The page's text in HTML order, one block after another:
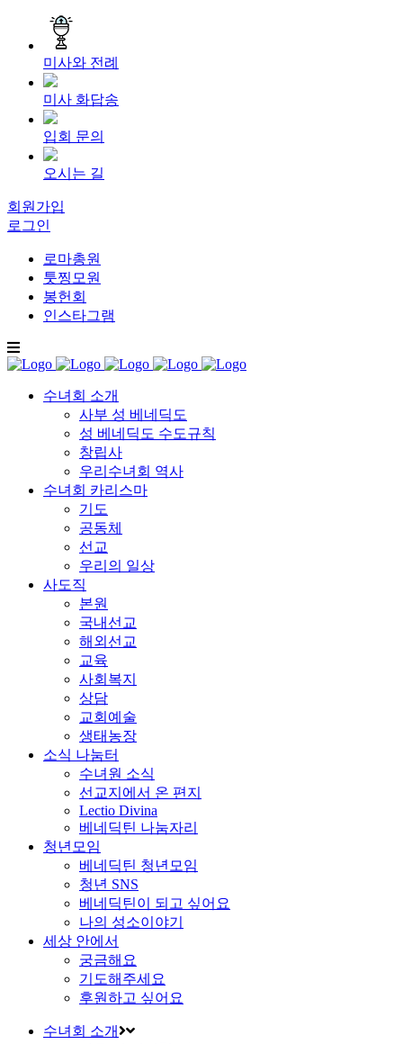
미사와 전례
미사 화답송
입회 문의
오시는 길
회원가입
로그인
로마총원
툿찡모원
봉헌회
인스타그램
수녀회 소개
사부 성 베네딕도
성 베네딕도 수도규칙
창립사
우리수녀회 역사
수녀회 카리스마
기도
공동체
선교
우리의 일상
사도직
본원
국내선교
해외선교
교육
사회복지
상담
교회예술
생태농장
소식 나눔터
수녀원 소식
선교지에서 온 편지
Lectio Divina
베네딕틴 나눔자리
청년모임
베네딕틴 청년모임
청년 SNS
베네딕틴이 되고 싶어요
나의 성소이야기
세상 안에서
궁금해요
기도해주세요
후원하고 싶어요
수녀회 소개